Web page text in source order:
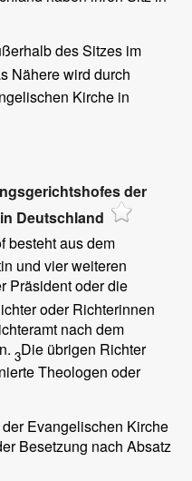
des Sitzes im
Nähere wird durch
Kirche in
der
Deutschland
besteht aus dem
und vier weiteren
Präsident oder die
oder Richterinnen
nach dem
3Die übrigen Richter
Theologen oder
Evangelischen Kirche
Besetzung nach Absatz